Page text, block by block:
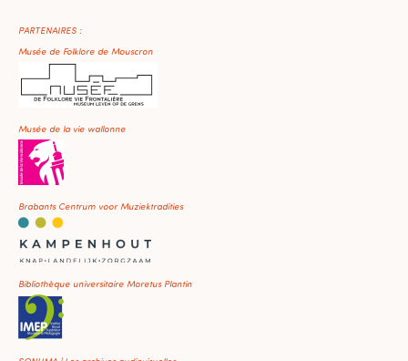
PARTENAIRES :
Musée de Folklore de Mouscron
Musée de la vie wallonne
Brabants Centrum voor Muziektradities
Bibliothèque universitaire Moretus Plantin